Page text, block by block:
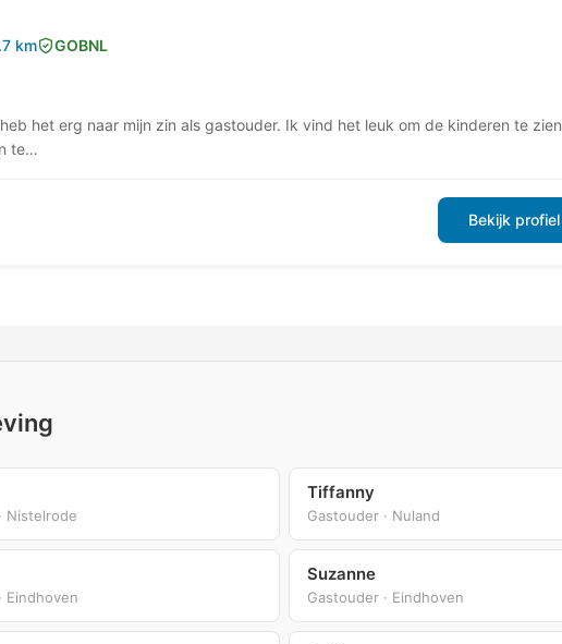
km GOBNL
het erg naar mijn zin als gastouder. Ik vind het leuk om de kinderen te zien
te…
Bekijk profiel
Nistelrode
Tiffanny
Gastouder · Nuland
Eindhoven
Suzanne
Gastouder · Eindhoven